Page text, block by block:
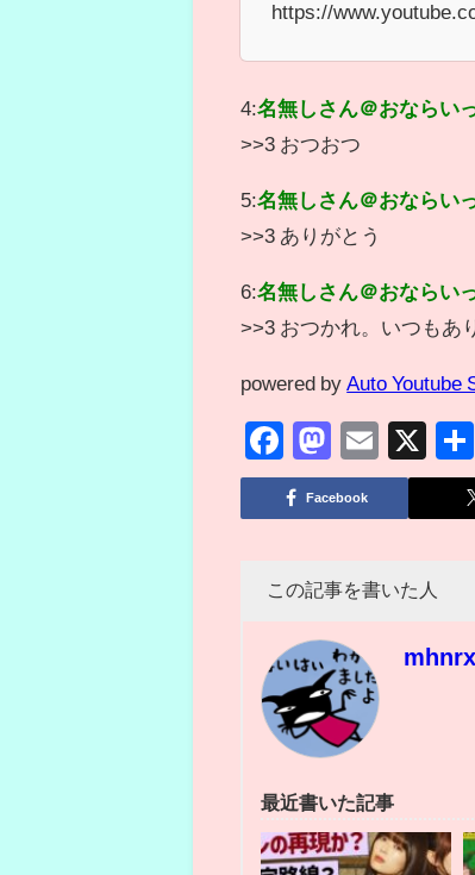
https://
4:名無しさん＠おならい
>>3 おつおつ
5:名無しさん＠おならい
>>3 ありがとう
6:名無しさん＠おならい
>>3 おつかれ。いつもあ
powered by Auto Youtube
Facebook
Email
X
Facebook
この記事を書いた人
最近書いた記事